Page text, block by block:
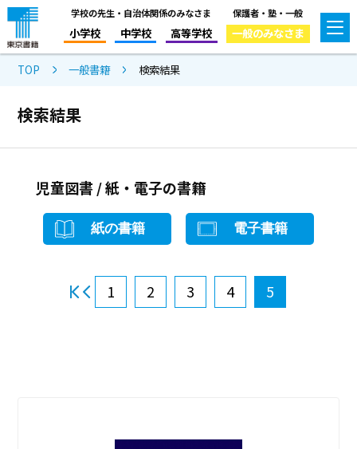
学校の先生・自治体関係のみなさま
小学校 中学校 高等学校
保護者・塾・一般
一般のみなさま
TOP 一般書籍 検索結果
検索結果
児童図書 / 紙・電子の書籍
紙の書籍 電子書籍
1 2 3 4 5